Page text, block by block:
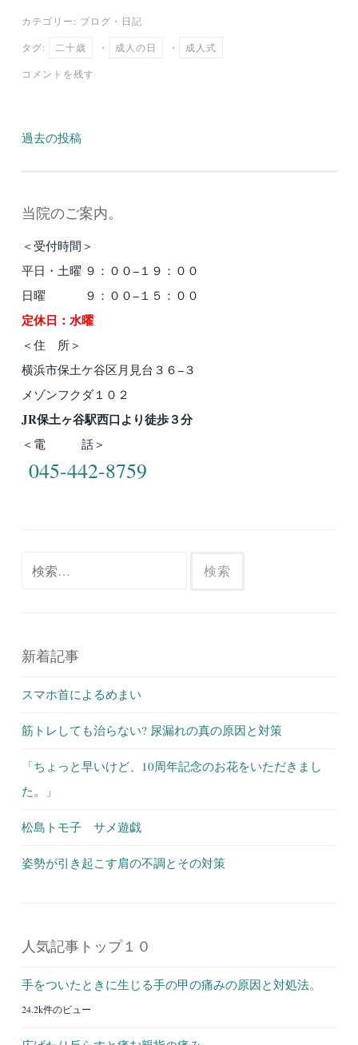
bo
ok
tte
r
ail
a
カテゴリー: ブログ ・ 日記
タグ: 二十歳 ・ 成人の日 ・ 成人式
コメントを残す
投
ビ
ゲ
ー
シ
ョ
ン
過去の投稿
当院のご案内。
＜受付時間＞
平日・土曜 ９：００−１９：００
日曜 ９：００−１５：００
定休日：水曜
＜住 所＞
横浜市保土ケ谷区月見台３６−３
メゾンフクダ１０２
JR保土ヶ谷駅西口より徒歩３分
＜電 話＞
045-442-8759
新着記事
スマホ首によるめまい
筋トレしても治らない? 尿漏れの真の原因と対策
「ちょっと早いけど、10周年記念のお花をいただきまし
た。」
松島トモ子 サメ遊戯
姿勢が引き起こす肩の不調とその対策
人気記事トップ１０
手をついたときに生じる手の甲の痛みの原因と対処法。
24.2k件のビュー